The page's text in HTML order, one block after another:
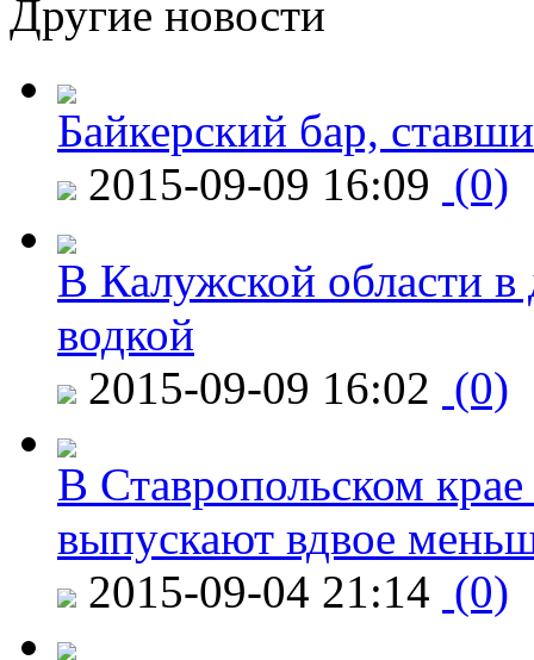
Другие новости
Байкерский бар,
2015-09-09 16:09 (0)
В Калужской области в
водкой
2015-09-09 16:02 (0)
В Ставропольском
выпускают вдвое
2015-09-04 21:14 (0)